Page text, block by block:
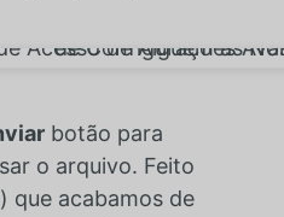
botão para
o arquivo. Feito
que acabamos de